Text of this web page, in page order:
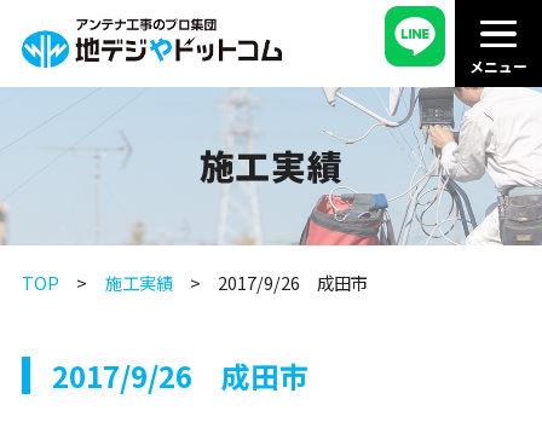
施工実績
TOP 施工実績 2017/9/26 成田市
2017/9/26 成田市